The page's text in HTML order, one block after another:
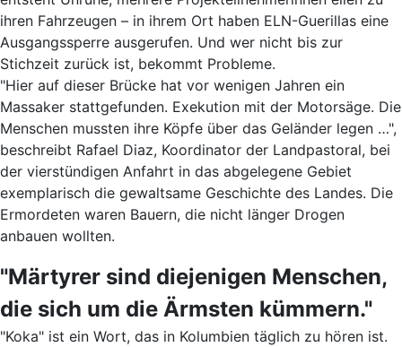
ihren Fahrzeugen – in ihrem Ort haben ELN-Guerillas eine
Ausgangssperre ausgerufen. Und wer nicht bis zur
Stichzeit zurück ist, bekommt Probleme.
"Hier auf dieser Brücke hat vor wenigen Jahren ein
Massaker stattgefunden. Exekution mit der Motorsäge. Die
Menschen mussten ihre Köpfe über das Geländer legen …",
beschreibt Rafael Diaz, Koordinator der Landpastoral, bei
der vierstündigen Anfahrt in das abgelegene Gebiet
exemplarisch die gewaltsame Geschichte des Landes. Die
Ermordeten waren Bauern, die nicht länger Drogen
anbauen wollten.
"Märtyrer sind diejenigen Menschen,
die sich um die Ärmsten kümmern."
"Koka" ist ein Wort, das in Kolumbien täglich zu hören ist.